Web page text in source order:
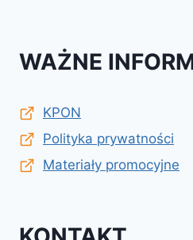
WAŻNE
KPON
Polityka prywatności
Materiały promocyjne